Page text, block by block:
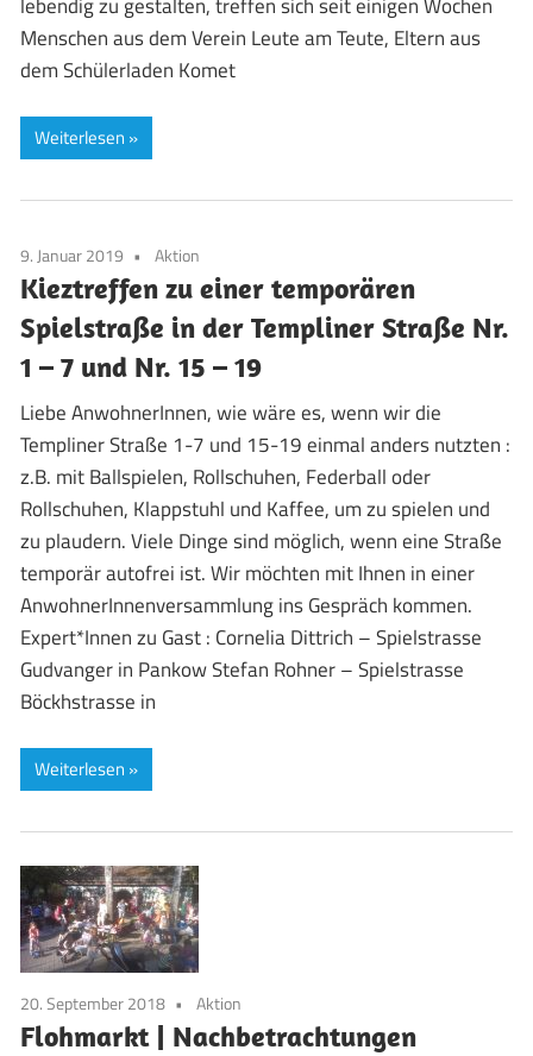
Menschen aus dem Verein Leute am Teute, Eltern aus
dem Schülerladen Komet
Weiterlesen
9. Januar 2019 Aktion
Kieztreffen zu einer temporären
Spielstraße in der Templiner Straße Nr.
1 – 7 und Nr. 15 – 19
Liebe AnwohnerInnen, wie wäre es, wenn wir die
Templiner Straße 1-7 und 15-19 einmal anders nutzten :
z.B. mit Ballspielen, Rollschuhen, Federball oder
Rollschuhen, Klappstuhl und Kaffee, um zu spielen und
zu plaudern. Viele Dinge sind möglich, wenn eine Straße
temporär autofrei ist. Wir möchten mit Ihnen in einer
AnwohnerInnenversammlung ins Gespräch kommen.
Expert*Innen zu Gast : Cornelia Dittrich – Spielstrasse
Gudvanger in Pankow Stefan Rohner – Spielstrasse
Böckhstrasse in
Weiterlesen
20. September 2018 Aktion
Flohmarkt | Nachbetrachtungen